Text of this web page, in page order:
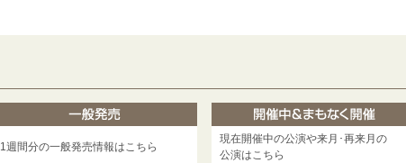
1週間分の一般発売情報はこちら
現在開催中の公演や来月･再来月の
公演はこちら